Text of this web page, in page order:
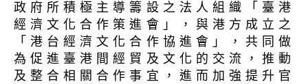
政府所積極主導籌設之法人組織「臺港
經濟文化合作策進會」，與港方成立之
「港台經濟文化合作協進會」，共同做
為促進臺港間經貿及文化的交流，推動
及整合相關合作事宜，進而加強提升官